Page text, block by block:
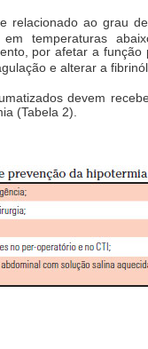
relacionado ao grau
temperaturas
por afetar a função
e alterar a
devem
(Tabela 2).